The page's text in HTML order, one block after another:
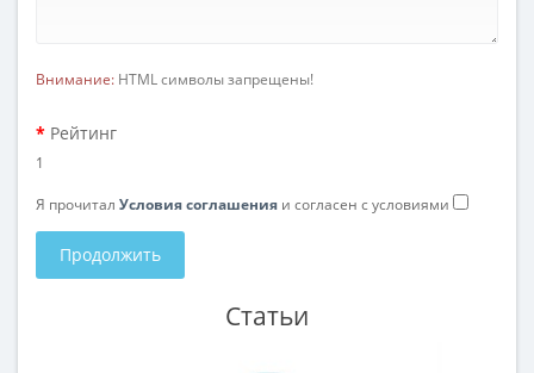
Внимание: HTML символы запрещены!
Рейтинг
1
Я прочитал Условия соглашения и согласен с условиями
Продолжить
Статьи